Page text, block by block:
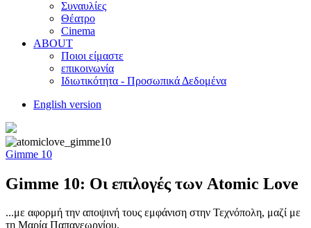
Συναυλίες
Θέατρο
Cinema
ABOUT
Ποιοι είμαστε
επικοινωνία
Ιδιωτικότητα - Προσωπικά Δεδομένα
English version
Gimme 10
Gimme 10: Οι επιλογές των Atomic Love
...με αφορμή την αποψινή τους εμφάνιση στην Τεχνόπολη, μαζί με
τη Μαρία Παπαγεωργίου.